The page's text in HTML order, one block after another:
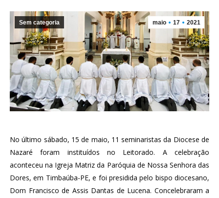
maio 17 2021
Sem categoria
No último sábado, 15 de maio, 11 seminaristas da Diocese de
Nazaré foram instituídos no Leitorado. A celebração
aconteceu na Igreja Matriz da Paróquia de Nossa Senhora das
Dores, em Timbaúba-PE, e foi presidida pelo bispo diocesano,
Dom Francisco de Assis Dantas de Lucena. Concelebraram a